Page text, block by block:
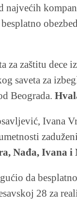
najvećih
za zaštitu dece
saveta za
Beograda.
Ivana
Nađa, Ivana
da
28 za